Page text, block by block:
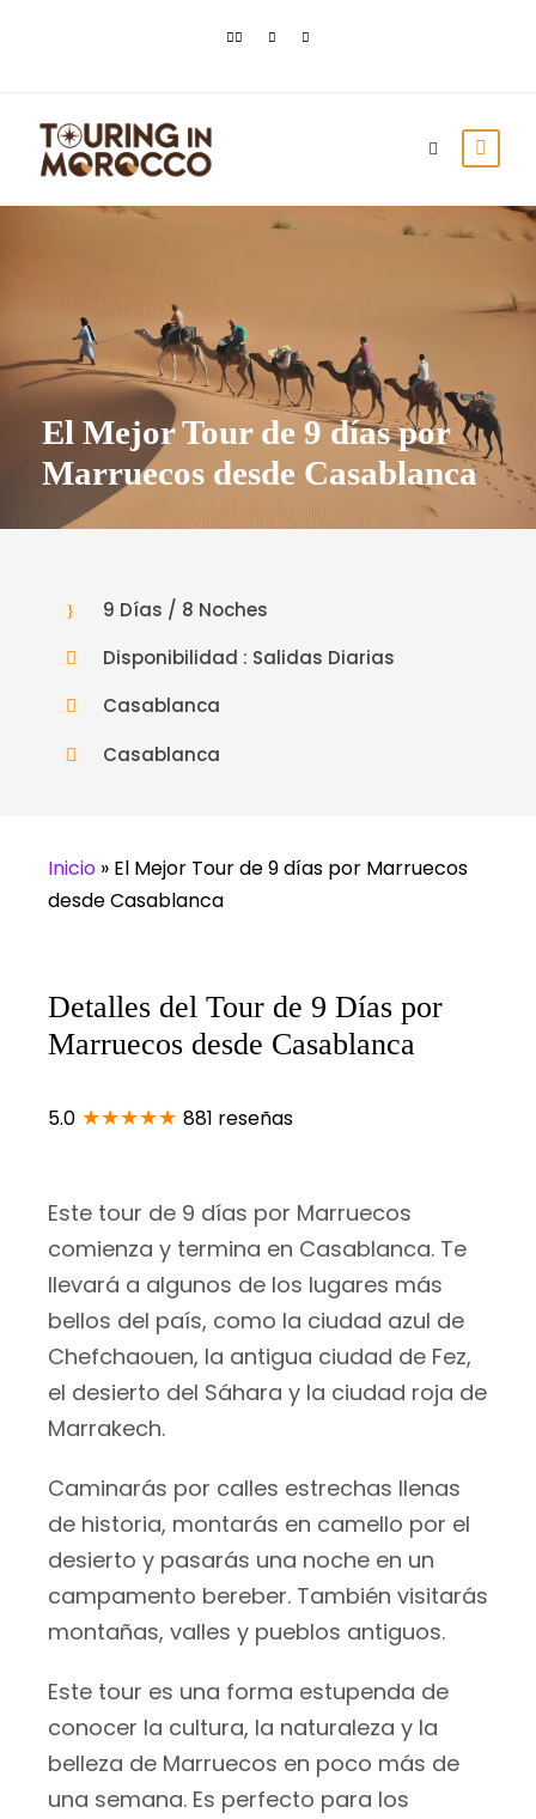
El Mejor Tour de 9 días por
Marruecos desde Casablanca
9 Días / 8 Noches
Disponibilidad : Salidas Diarias
Casablanca
Casablanca
Inicio » El Mejor Tour de 9 días por Marruecos
desde Casablanca
Detalles del Tour de 9 Días por
Marruecos desde Casablanca
5.0 ★★★★★ 881 reseñas
Este tour de 9 días por Marruecos
comienza y termina en Casablanca. Te
llevará a algunos de los lugares más
bellos del país, como la ciudad azul de
Chefchaouen, la antigua ciudad de Fez,
el desierto del Sáhara y la ciudad roja de
Marrakech.
Caminarás por calles estrechas llenas
de historia, montarás en camello por el
desierto y pasarás una noche en un
campamento bereber. También visitarás
montañas, valles y pueblos antiguos.
Este tour es una forma estupenda de
conocer la cultura, la naturaleza y la
belleza de Marruecos en poco más de
una semana. Es perfecto para los